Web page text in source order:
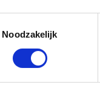
Noodzakelijk